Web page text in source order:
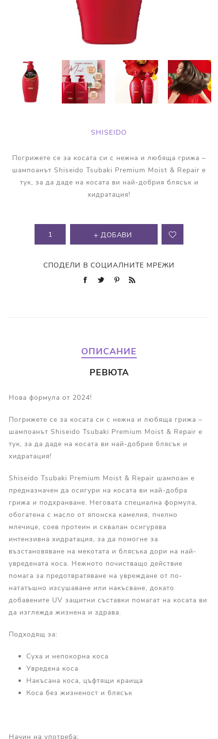
SHISEIDO
Погрижете се за косата си с нежна и любяща грижа –
шампоанът Shiseido Tsubaki Premium Moist & Repair е
тук, за да даде на косата ви най-добрия блясък и
хидратация!
ДОБАВИ
СПОДЕЛИ В СОЦИАЛНИТЕ МРЕЖИ
ОПИСАНИЕ
РЕВЮТА
Нова формула от 2024!
Погрижете се за косата си с нежна и любяща грижа –
шампоанът Shiseido Tsubaki Premium Moist & Repair е
тук, за да даде на косата ви най-добрия блясък и
хидратация!
Shiseido Tsubaki Premium Moist & Repair шампоан е
предназначен да осигури на косата ви най-добра
грижа и подхранване. Неговата специална формула,
обогатена с масло от японска камелия, пчелно
млечице, соев протеин и сквалан осигурява
интензивна хидратация, за да помогне за
възстановяване на мекотата и блясъка дори на най-
увредената коса. Нежното почистващо действие
помага за предотвратяване на увреждане от по-
нататъшно изсушаване или накъсване, докато
добавените UV защитни съставки помагат на косата ви
да изглежда жизнена и здрава.
Подходящ за:
Суха и непокорна коса
Увредена коса
Накъсана коса, цъфтящи краища
Коса без жизненост и блясък
Начин на употреба: